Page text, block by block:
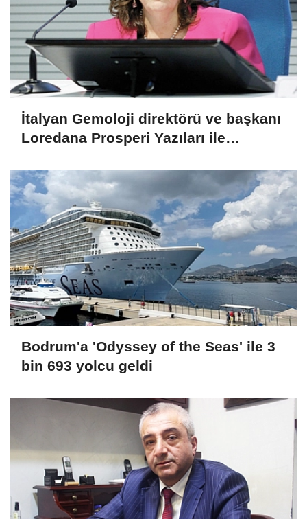
İtalyan Gemoloji direktörü ve başkanı
Loredana Prosperi Yazıları ile
Bodrum'a 'Odyssey of the Seas' ile 3
bin 693 yolcu geldi